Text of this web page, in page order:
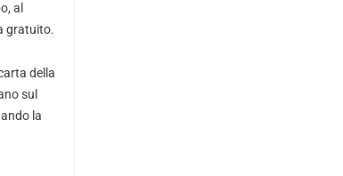
al
gratuito.
della
sul
la